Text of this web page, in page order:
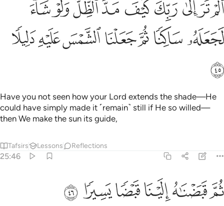
أَلَمْ تَرَ إِلَىٰ رَبِّكَ كَيْفَ مَدَّ ٱلظِّلَّ وَلَوْ شَآءَ لَجَعَلَهُۥ سَاكِنًۭا ثُمَّ جَعَلْنَا
ﱒﱓﱔﱕﱖ ﱗﱘﱙﱚ
ﱛﱜﱝﱞﱟﱠﱡ
ﱢ
Have you not seen how your Lord extends the shade—He
could have simply made it ˹remain˺ still if He so willed—
then We make the sun its guide,
Tafsirs Lessons Reflections
25:46
ثم قبضناه الينا قبضا يسيرا ٤٦
ثُمَّ قَبَضْنَـٰهُ إِلَيْنَا قَبْضًۭا يَسِيرًۭا ٤٦
ﱣﱤﱥﱦﱧﱨ